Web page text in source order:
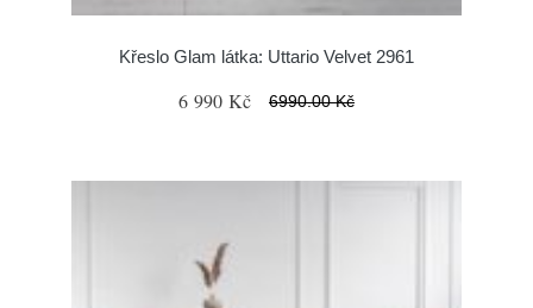
Křeslo Glam látka: Uttario Velvet 2961
6 990 Kč 6990.00 Kč